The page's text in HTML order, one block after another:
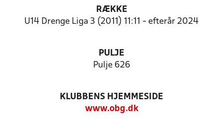
RÆKKE
U14 Drenge Liga 3 (2011) 11:11 - efterår 2024
PULJE
Pulje 626
KLUBBENS HJEMMESIDE
www.obg.dk